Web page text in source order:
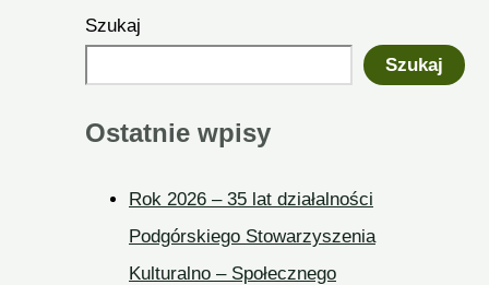
Szukaj
Szukaj
Ostatnie wpisy
Rok 2026 – 35 lat działalności
Podgórskiego Stowarzyszenia
Kulturalno – Społecznego